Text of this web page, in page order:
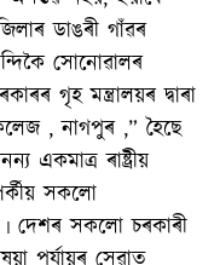
ডাঙৰী গাঁৱৰ
সোনোৱালৰ
গৃহ মন্ত্ৰালয়ৰ দ্বাৰা
, নাগপুৰ ,” হৈছে
ৰাষ্ট্ৰীয়
সকলো
৷ দেশৰ সকলো চৰকাৰী